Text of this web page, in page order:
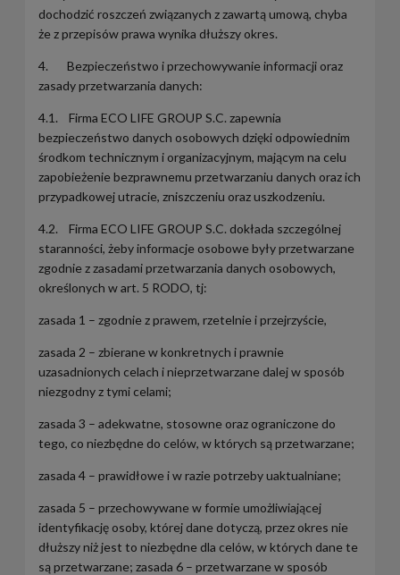
dochodzić roszczeń związanych z zawartą umową, chyba
że z przepisów prawa wynika dłuższy okres.
4. Bezpieczeństwo i przechowywanie informacji oraz
zasady przetwarzania danych:
4.1. Firma ECO LIFE GROUP S.C. zapewnia
bezpieczeństwo danych osobowych dzięki odpowiednim
środkom technicznym i organizacyjnym, mającym na celu
zapobieżenie bezprawnemu przetwarzaniu danych oraz ich
przypadkowej utracie, zniszczeniu oraz uszkodzeniu.
4.2. Firma ECO LIFE GROUP S.C. dokłada szczególnej
staranności, żeby informacje osobowe były przetwarzane
zgodnie z zasadami przetwarzania danych osobowych,
określonych w art. 5 RODO, tj:
zasada 1 – zgodnie z prawem, rzetelnie i przejrzyście,
zasada 2 – zbierane w konkretnych i prawnie
uzasadnionych celach i nieprzetwarzane dalej w sposób
niezgodny z tymi celami;
zasada 3 – adekwatne, stosowne oraz ograniczone do
tego, co niezbędne do celów, w których są przetwarzane;
zasada 4 – prawidłowe i w razie potrzeby uaktualniane;
zasada 5 – przechowywane w formie umożliwiającej
identyfikację osoby, której dane dotyczą, przez okres nie
dłuższy niż jest to niezbędne dla celów, w których dane te
są przetwarzane; zasada 6 – przetwarzane w sposób